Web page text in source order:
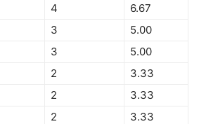
4
6.67
3
5.00
3
5.00
2
3.33
2
3.33
2
3.33